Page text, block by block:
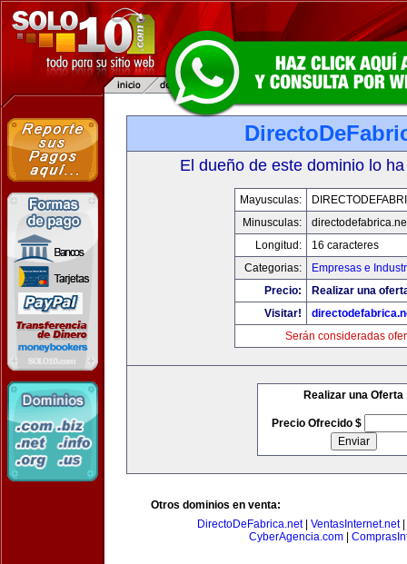
El dueño de este dominio lo
Mayusculas:
Minusculas:
Longitud:
16 caracteres
Categorias:
Empresas e
Precio:
Realizar una
Visitar!
Serán consideradas
Realizar una Oferta
Precio Ofrecido $
Otros dominios en venta:
DirectoDeFabrica.net| VentasInternet.net|
CyberAgencia.com